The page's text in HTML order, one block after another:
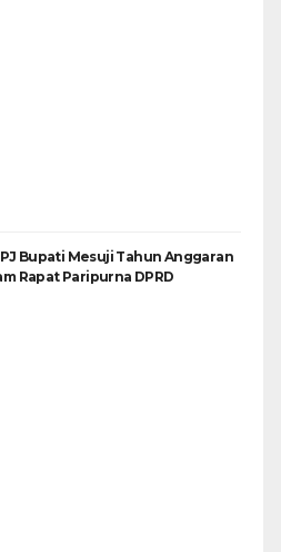
Bupati Mesuji Tahun Anggaran
Rapat Paripurna DPRD